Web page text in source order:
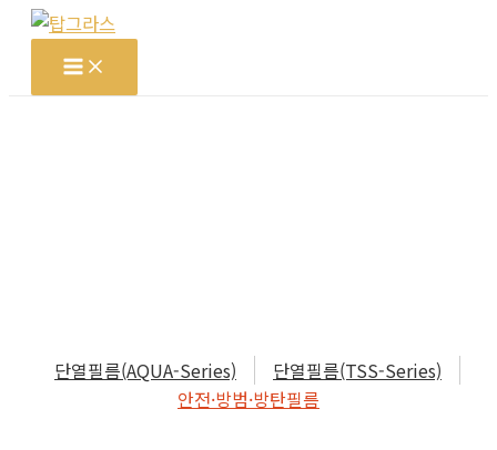
단열필름(AQUA-Series)
단열필름(TSS-Series)
안전·방범·방탄필름